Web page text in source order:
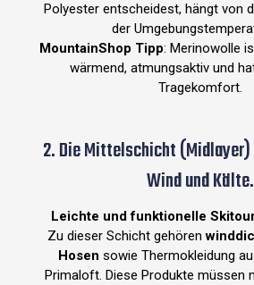
Polyester entscheidest, hängt von
der
MountainShop Tipp: Merinowolle
wärmend, atmungsaktiv und
Tragekomfort.
2. Die Mittelschicht
Wind und Kälte.
Leichte und funktionelle
Zu dieser Schicht gehören
Hosen sowie Thermokleidung
Primaloft. Diese Produkte müssen